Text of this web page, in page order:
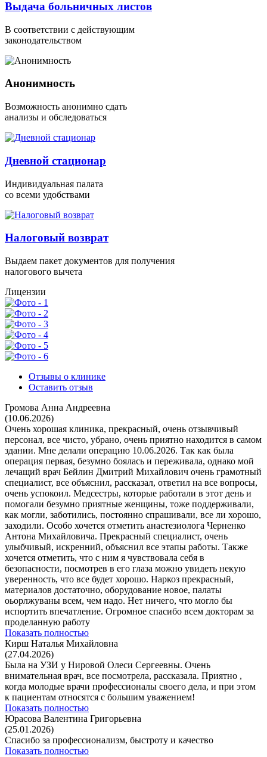
Выдача больничных листов
В соответствии с действующим
законодательством
Анонимность
Возможность анонимно сдать
анализы и обследоваться
Дневной стационар
Индивидуальная палата
со всеми удобствами
Налоговый возврат
Выдаем пакет документов для получения
налогового вычета
Лицензии
Отзывы о клинике
Оставить отзыв
Громова Анна Андреевна
(10.06.2026)
Очень хорошая клиника, прекрасный, очень отзывчивый
персонал, все чисто, убрано, очень приятно находится в самом
здании. Мне делали операцию 10.06.2026. Так как была
операция первая, безумно боялась и переживала, однако мой
лечащий врач Бейлин Дмитрий Михайлович очень грамотный
специалист, все объяснил, рассказал, ответил на все вопросы,
очень успокоил. Медсестры, которые работали в этот день и
помогали безумно приятные женщины, тоже поддерживали,
как могли, заботились, постоянно спрашивали, все ли хорошо,
заходили. Особо хочется отметить анастезиолога Черненко
Антона Михайловича. Прекрасный специалист, очень
улыбчивый, искренний, объяснил все этапы работы. Также
хочется отметить, что с ним я чувствовала себя в
безопасности, посмотрев в его глаза можно увидеть некую
уверенность, что все будет хорошо. Наркоз прекрасный,
материалов достаточно, оборудование новое, палаты
оьорлжуваны всем, чем надо. Нет ничего, что могло бы
испортить впечатление. Огромное спасибо всем докторам за
проделанную работу
Показать полностью
Кирш Наталья Михайловна
(27.04.2026)
Была на УЗИ у Нировой Олеси Сергеевны. Очень
внимательная врач, все посмотрела, рассказала. Приятно ,
когда молодые врачи профессионалы своего дела, и при этом
к пациентам относятся с большим уважением!
Показать полностью
Юрасова Валентина Григорьевна
(25.01.2026)
Спасибо за профессионализм, быстроту и качество
Показать полностью